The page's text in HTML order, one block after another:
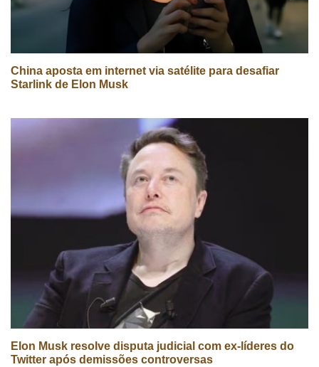
China aposta em internet via satélite para desafiar
Starlink de Elon Musk
Elon Musk resolve disputa judicial com ex-líderes do
Twitter após demissões controversas